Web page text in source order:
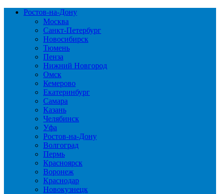
Ростов-на-Дону
Москва
Санкт-Петербург
Новосибирск
Тюмень
Пенза
Нижний Новгород
Омск
Кемерово
Екатеринбург
Самара
Казань
Челябинск
Уфа
Ростов-на-Дону
Волгоград
Пермь
Красноярск
Воронеж
Краснодар
Новокузнецк